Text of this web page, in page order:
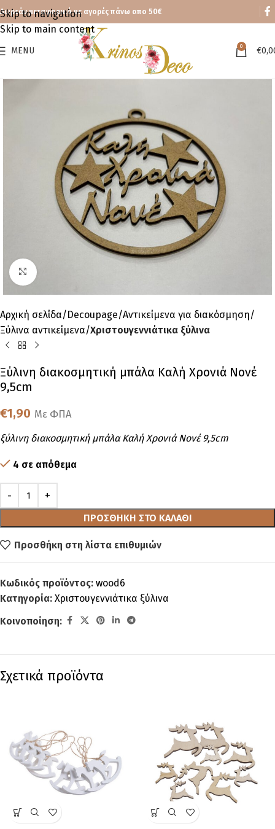
Skip to navigation
Skip to main content
Δωρεάν μεταφορικά με αγορές πάνω απο 50€
MENU 0 €
Click to enlarge
Αρχική σελίδα Decoupage Αντικείμενα για διακόσμηση
Ξύλινα αντικείμενα Χριστουγεννιάτικα ξύλινα
Ξύλινη διακοσμητική μπάλα Καλή Χρονιά Νονέ
9,5cm
€1,90 Με ΦΠΑ
ξύλινη διακοσμητική μπάλα Καλή Χρονιά Νονέ 9,5cm
4 σε απόθεμα
ΠΡΟΣΘΉΚΗ ΣΤΟ ΚΑΛΆΘΙ
Προσθήκη στη λίστα επιθυμιών
Κωδικός προϊόντος: wood6
Κατηγορία: Χριστουγεννιάτικα ξύλινα
Κοινοποίηση:
Σχετικά προϊόντα